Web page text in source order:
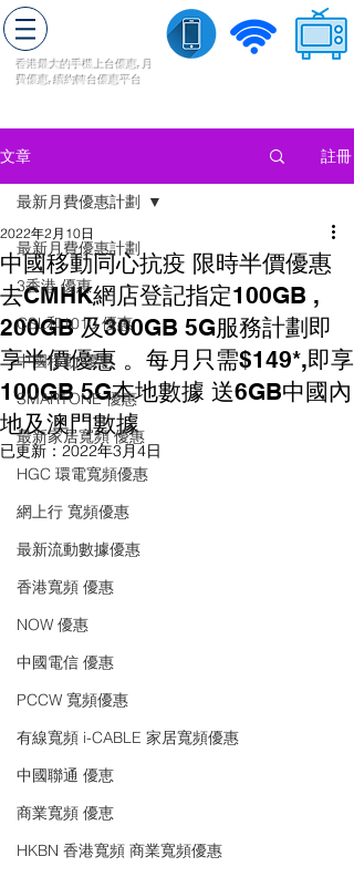
香港最大的手機上台優惠, 月
費優惠,續約轉台優惠平台
文章 註冊
最新月費優惠計劃
3香港 優惠
CSL和1010 優惠
中國移動 優惠
SMARTONE 優惠
最新家居寬頻 優惠
HGC 環電寬頻優惠
網上行 寬頻優惠
最新流動數據優惠
香港寬頻 優惠
NOW 優惠
中國電信 優惠
PCCW 寬頻優惠
有線寬頻 i-CABLE 家居寬頻優惠
中國聯通 優恵
商業寬頻 優恵
HKBN 香港寬頻 商業寬頻優惠
最新月費優惠計劃
中國移動同心抗疫 限時半價優惠
去CMHK網店登記指定100GB ,
200GB 及300GB 5G服務計劃即
享半價優惠 。每月只需$149*,即享
100GB 5G本地數據 送6GB中國內
地及澳門數據
2022年2月10日
已更新： 2022年3月4日